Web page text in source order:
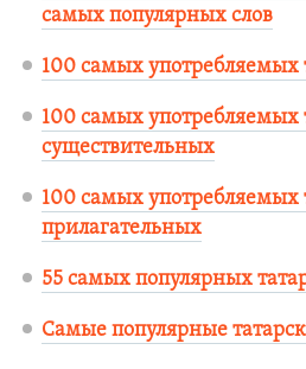
самых популярных слов
100 самых употребляемых
100 самых употребляемых
существительных
100 самых употребляемых
прилагательных
55 самых популярных
Самые популярные